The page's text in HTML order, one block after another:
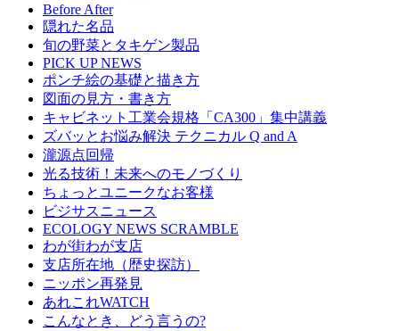
Before After
隠れた名品
旬の野菜とタキゲン製品
PICK UP NEWS
ポンチ絵の基礎と描き方
図面の見方・書き方
キャビネット工業会規格「CA300」集中講義
ズバッとお悩み解決 テクニカル Q and A
瀧源点回帰
光る技術！未来へのモノづくり
ちょっとユニークなお客様
ビジサスニュース
ECOLOGY NEWS SCRAMBLE
わが街わが支店
支店所在地（歴史探訪）
ニッポン再発見
あれこれWATCH
こんなとき、どう言うの?